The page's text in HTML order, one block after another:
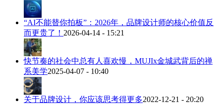
“AI不能替你拍板”：2026年，品牌设计师的核心价值反
而更贵了！ 2026-04-14 - 15:21
快节奏的社会中总有人喜欢慢，MUJIx金城武背后的禅
系美学2025-04-07 - 10:40
关于品牌设计，你应该思考得更多2022-12-21 - 20:20